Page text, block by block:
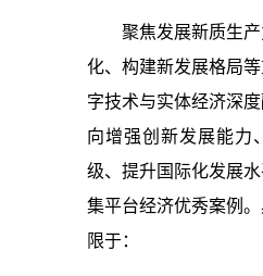
聚焦发展新质生
化、构建新发展格局
字技术与实体经济深
向增强创新发展能力
级、提升国际化发展
集平台经济优秀案例
限于：